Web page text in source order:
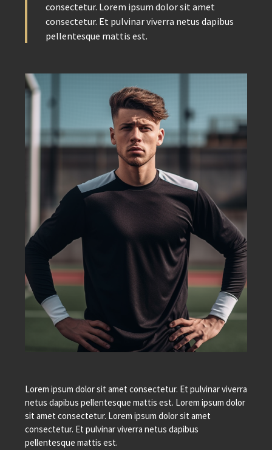
consectetur. Lorem ipsum dolor sit amet
consectetur. Et pulvinar viverra netus dapibus
pellentesque mattis est.
Lorem ipsum dolor sit amet consectetur. Et pulvinar viverra
netus dapibus pellentesque mattis est. Lorem ipsum dolor
sit amet consectetur. Lorem ipsum dolor sit amet
consectetur. Et pulvinar viverra netus dapibus
pellentesque mattis est.